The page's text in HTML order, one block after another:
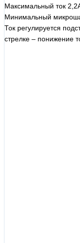
Максимальный ток
Минимальный
Ток регулируется
стрелке – понижение